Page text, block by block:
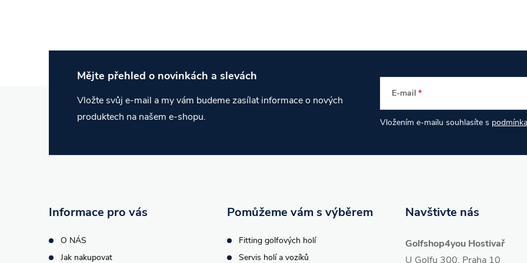
J.Lindeberg (EU)
80–84 64–68
88–92
85–89 69–73
93–97
L
95–100 79–84
103–108
Mějte přehled o novinkách a slevách
Vložte svůj e-mail a my vám budeme zasílat informace o nových
produktech na našem e-shopu.
E-mail
Vložením e-mailu souhlasíte s
Informace pro vás
O NÁS
Jak nakupovat
Navštivte nás
Golfshop4you Hostivař
U Golfu 300, Praha 10
Pomůžeme vám s výběrem
Fitting golfových holí
Servis holí a vozíků